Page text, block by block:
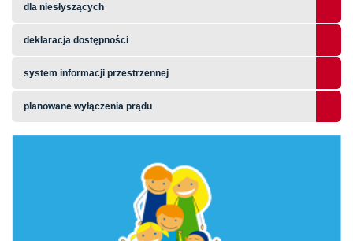
dla niesłyszących
deklaracja dostępności
system informacji przestrzennej
planowane wyłączenia prądu